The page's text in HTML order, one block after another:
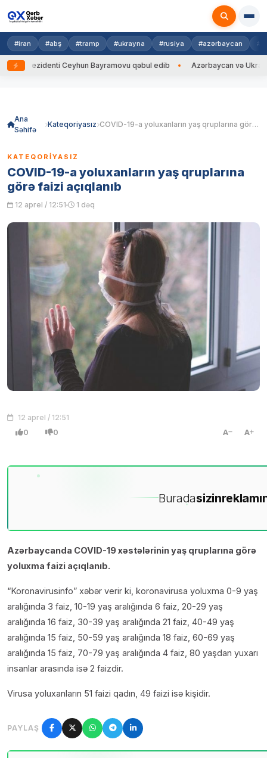
#iran #abş #tramp #ukrayna #rusiya #azərbaycan
Ceyhun Bayramovu qəbul edib Azərbaycan və Ukrayna XİN
Ana
Səhifə
Kateqoriyasız COVID-19-a yoluxanların yaş qruplarına görə faizi açıqlanıb
KATEQORIYASIZ
COVID-19-a yoluxanların yaş qruplarına
görə faizi açıqlanıb
12 aprel / 12:51 1 dəq
12 aprel / 12:51
0 0 A A
Buradasizin
Azərbaycanda COVID-19 xəstələrinin yaş qruplarına görə
yoluxma faizi açıqlanıb.
“Koronavirusinfo” xəbər verir ki, koronavirusa yoluxma 0-9 yaş
aralığında 3 faiz, 10-19 yaş aralığında 6 faiz, 20-29 yaş
aralığında 16 faiz, 30-39 yaş aralığında 21 faiz, 40-49 yaş
aralığında 15 faiz, 50-59 yaş aralığında 18 faiz, 60-69 yaş
aralığında 15 faiz, 70-79 yaş aralığında 4 faiz, 80 yaşdan yuxarı
insanlar arasında isə 2 faizdir.
Virusa yoluxanların 51 faizi qadın, 49 faizi isə kişidir.
PAYLAŞ